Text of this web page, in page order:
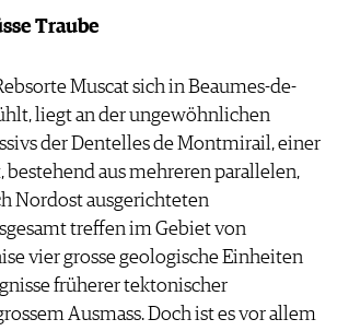
Traube
Muscat sich in Beaumes-de-
liegt an der ungewöhnlichen
der Dentelles de Montmirail, einer
bestehend aus mehreren parallelen,
Nordost ausgerichteten
treffen im Gebiet von
vier grosse geologische Einheiten
früherer tektonischer
Ausmass. Doch ist es vor allem